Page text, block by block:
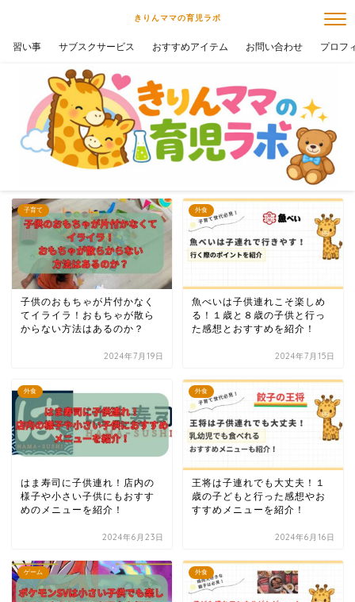
きりんママの育児ラボ
習い事 サブスクサービス おすすめアイテム お問い合わせ プロフ
子育て
子供のおもちゃが片付かなく
てイライラ！おもちゃが散ら
からない方法はあるのか？
2024年7月19日
外食
魚べいは子供連れこそ楽しめ
る！１歳と８歳の子供と行っ
た感想とおすすめを紹介！
2024年7月15日
外食
はま寿司に子供連れ！店内の
様子や小さい子供にもおすす
めのメニューを紹介！
2024年6月23日
外食
王将は子連れでも大丈夫！１
歳の子どもと行った感想やお
すすめメニューを紹介！
2024年6月16日
ゲーム 外食